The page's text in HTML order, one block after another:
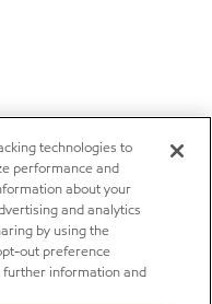
technologies to
performance and
about your
and analytics
by using the
out preference
further information and